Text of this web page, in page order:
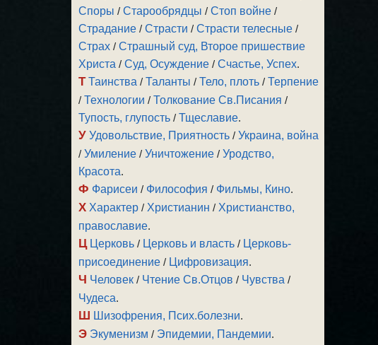
Споры /Старообрядцы /Стоп войне /
Страдание /Страсти /Страсти телесные /
Страх /Страшный суд, Второе пришествие
Христа /Суд, Осуждение /Счастье, Успех.
Т Таинства /Таланты /Тело, плоть /Терпение
/Технологии /Толкование Св.Писания /
Тупость, глупость /Тщеславие.
У Удовольствие, Приятность /Украина, война
/Умиление /Уничтожение /Уродство,
Красота.
Ф Фарисеи / Философия / Фильмы, Кино.
Х Характер / Христианин / Христианство,
православие.
Ц Церковь / Церковь и власть / Церковь-
присоединение / Цифровизация.
Ч Человек / Чтение Св.Отцов / Чувства /
Чудеса.
Ш Шизофрения, Псих.болезни.
Э Экуменизм / Эпидемии, Пандемии.